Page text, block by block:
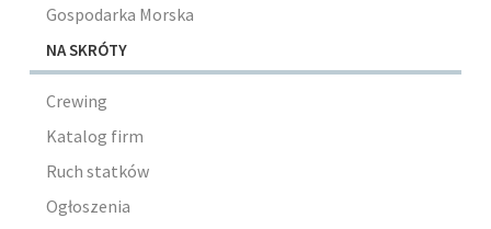
Gospodarka Morska
NA SKRÓTY
Crewing
Katalog firm
Ruch statków
Ogłoszenia